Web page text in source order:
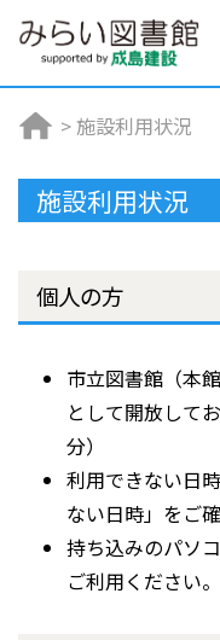
> 施設利用状況
施設利用状況
個人の方
市立図書館（本
として開放して
分）
利用できない日
ない日時」をご
持ち込みのパソ
ご利用ください。